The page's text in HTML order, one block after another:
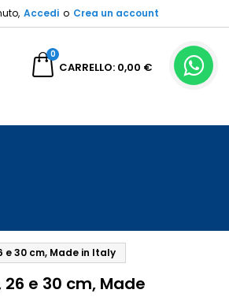
Accedi o Crea un account
CARRELLO
0
0,00 €
e 30 cm, Made in Italy
e 30 cm, Made